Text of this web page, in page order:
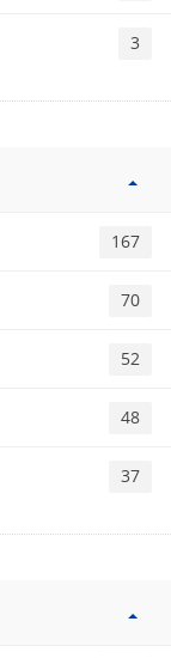
3
167
70
52
48
37